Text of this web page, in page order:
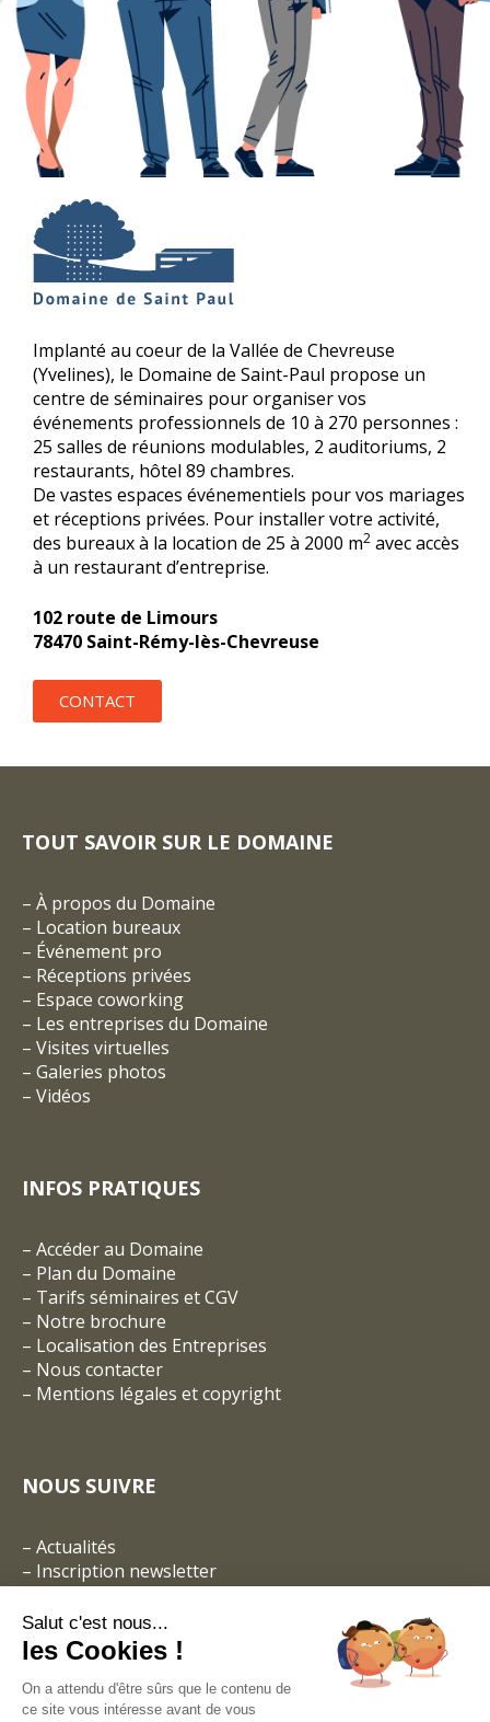
Implanté au coeur de la Vallée de Chevreuse
(Yvelines), le Domaine de Saint-Paul propose un
centre de séminaires pour organiser vos
événements professionnels de 10 à 270 personnes :
25 salles de réunions modulables, 2 auditoriums, 2
restaurants, hôtel 89 chambres.
De vastes espaces événementiels pour vos mariages
et réceptions privées. Pour installer votre activité,
des bureaux à la location de 25 à 2000 m2 avec accès
à un restaurant d’entreprise.
102 route de Limours
78470 Saint-Rémy-lès-Chevreuse
CONTACT
TOUT SAVOIR SUR LE DOMAINE
– À propos du Domaine
– Location bureaux
– Événement pro
– Réceptions privées
– Espace coworking
– Les entreprises du Domaine
– Visites virtuelles
– Galeries photos
– Vidéos
INFOS PRATIQUES
– Accéder au Domaine
– Plan du Domaine
– Tarifs séminaires et CGV
– Notre brochure
– Localisation des Entreprises
– Nous contacter
– Mentions légales et copyright
NOUS SUIVRE
– Actualités
– Inscription newsletter
Salut c'est nous...
les Cookies !
On a attendu d'être sûrs que le contenu de
ce site vous intéresse avant de vous